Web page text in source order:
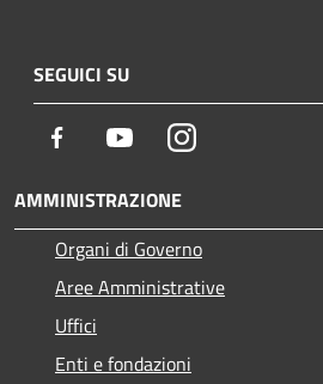
SEGUICI SU
Facebook YoutubeInstagram
AMMINISTRAZIONE
Organi di Governo
Aree Amministrative
Uffici
Enti e fondazioni